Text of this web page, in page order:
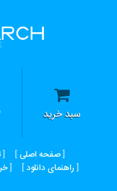
سبد خرید
صفحه اصلی
راهنمای دانلود